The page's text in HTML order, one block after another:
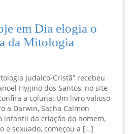
em Dia elogia o
da Mitologia
Judaico-Cristã” recebeu
Hygino dos Santos, no site
a coluna: Um livro valioso
a Darwin, Sacha Calmon
infantil da criação do homem,
e sexuado, começou a […]